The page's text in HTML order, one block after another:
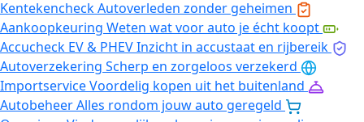
KentekencheckAutoverleden zonder geheimen
Aankoopkeuring Weten wat voor auto je écht koopt
Accucheck EV & PHEVInzicht in accustaat en rijbereik
Autoverzekering Scherp en zorgeloos verzekerd
ImportserviceVoordelig kopen uit het buitenland
AutobeheerAlles rondom jouw auto geregeld